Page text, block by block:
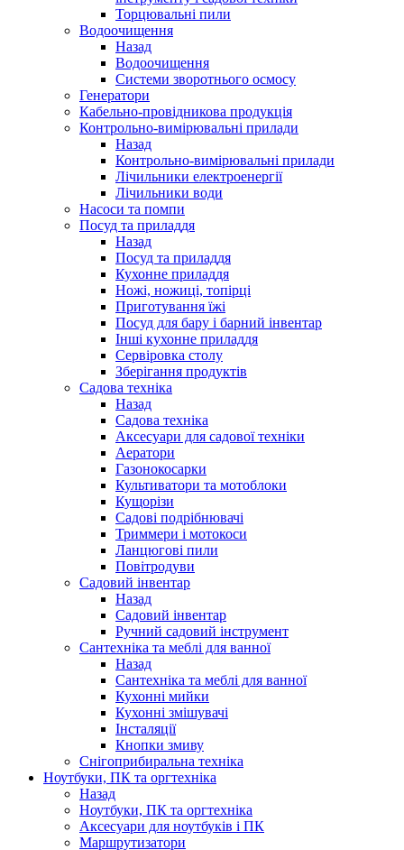
Торцювальні пили
Водоочищення
Назад
Водоочищення
Системи зворотнього осмосу
Генератори
Кабельно-провідникова продукція
Контрольно-вимірювальні прилади
Назад
Контрольно-вимірювальні прилади
Лічильники електроенергії
Лічильники води
Насоси та помпи
Посуд та приладдя
Назад
Посуд та приладдя
Кухонне приладдя
Ножі, ножиці, топірці
Приготування їжі
Посуд для бару і барний інвентар
Інші кухонне приладдя
Сервіровка столу
Зберігання продуктів
Садова техніка
Назад
Садова техніка
Аксесуари для садової техніки
Аератори
Газонокосарки
Культиватори та мотоблоки
Кущорізи
Садові подрібнювачі
Триммери і мотокоси
Ланцюгові пили
Повітродуви
Садовий інвентар
Назад
Садовий інвентар
Ручний садовий інструмент
Сантехніка та меблі для ванної
Назад
Сантехніка та меблі для ванної
Кухонні мийки
Кухонні змішувачі
Інсталяції
Кнопки змиву
Снігоприбиральна техніка
Ноутбуки, ПК та оргтехніка
Назад
Ноутбуки, ПК та оргтехніка
Аксесуари для ноутбуків і ПК
Маршрутизатори